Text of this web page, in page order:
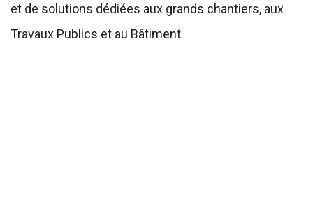
et de solutions dédiées aux grands chantiers, aux
Travaux Publics et au Bâtiment.